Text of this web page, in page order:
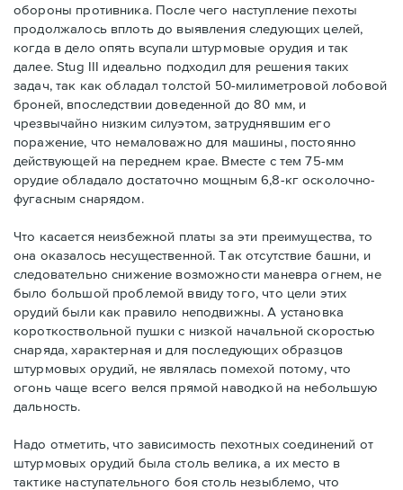
обороны противника. После чего наступление пехоты
продолжалось вплоть до выявления следующих целей,
когда в дело опять всупали штурмовые орудия и так
далее. Stug III идеально подходил для решения таких
задач, так как обладал толстой 50-милиметровой лобовой
броней, впоследствии доведенной до 80 мм, и
чрезвычайно низким силуэтом, затруднявшим его
поражение, что немаловажно для машины, постоянно
действующей на переднем крае. Вместе с тем 75-мм
орудие обладало достаточно мощным 6,8-кг осколочно-
фугасным снарядом.
Что касается неизбежной платы за эти преимущества, то
она оказалось несущественной. Так отсутствие башни, и
следовательно снижение возможности маневра огнем, не
было большой проблемой ввиду того, что цели этих
орудий были как правило неподвижны. А установка
короткоствольной пушки с низкой начальной скоростью
снаряда, характерная и для последующих образцов
штурмовых орудий, не являлась помехой потому, что
огонь чаще всего велся прямой наводкой на небольшую
дальность.
Надо отметить, что зависимость пехотных соединений от
штурмовых орудий была столь велика, а их место в
тактике наступательного боя столь незыблемо, что